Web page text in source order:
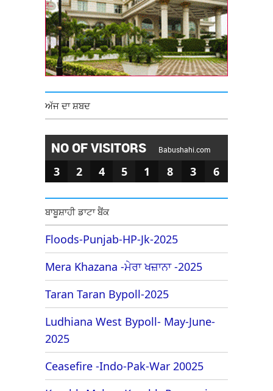
ਅੱਜ ਦਾ ਸ਼ਬਦ
NO OF VISITORS Babushahi.com
3 2 4 5 1 8 3 6
ਬਾਬੂਸ਼ਾਹੀ ਡਾਟਾ ਬੈਂਕ
Floods-Punjab-HP-Jk-2025
Mera Khazana -ਮੇਰਾ ਖਜ਼ਾਨਾ -2025
Taran Taran Bypoll-2025
Ludhiana West Bypoll- May-June-
2025
Ceasefire -Indo-Pak-War 20025